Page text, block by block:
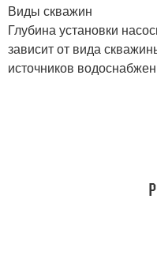
Виды скважин
Глубина установки
зависит от вида
источников